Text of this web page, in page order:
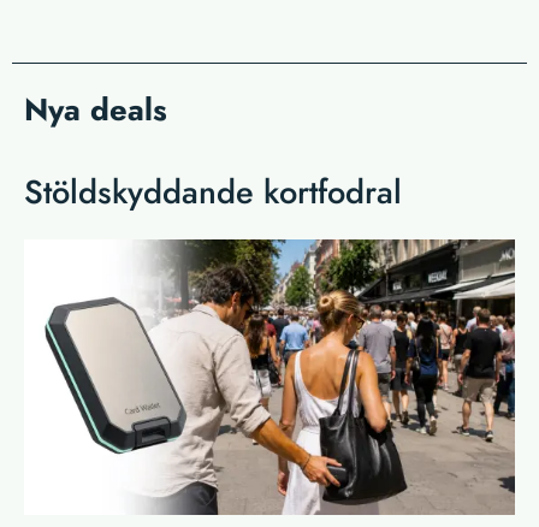
Nya deals
Stöldskyddande kortfodral